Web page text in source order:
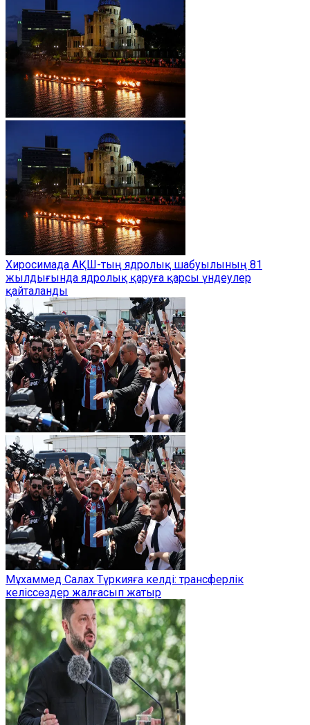
Хиросимада АҚШ-тың ядролық шабуылының 81
жылдығында ядролық қаруға қарсы үндеулер
қайталанды
Мұхаммед Салах Түркияға келді: трансферлік
келіссөздер жалғасып жатыр